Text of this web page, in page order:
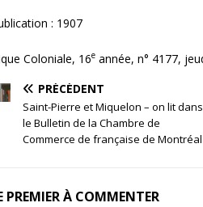
: 1907
Coloniale, 16e année, n° 4177,
PRÉCÉDENT
Saint-Pierre et Miquelon – on lit dans
le Bulletin de la Chambre de
Commerce de française de Montréal
PREMIER À COMMENTER